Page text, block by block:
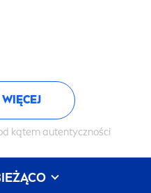
kątem autentyczności